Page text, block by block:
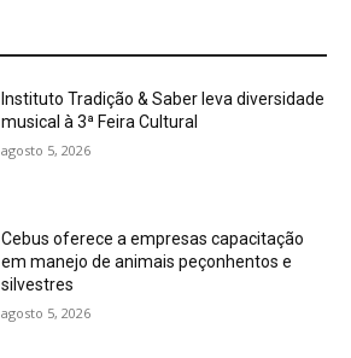
Instituto Tradição & Saber leva diversidade
musical à 3ª Feira Cultural
agosto 5, 2026
Cebus oferece a empresas capacitação
em manejo de animais peçonhentos e
silvestres
agosto 5, 2026